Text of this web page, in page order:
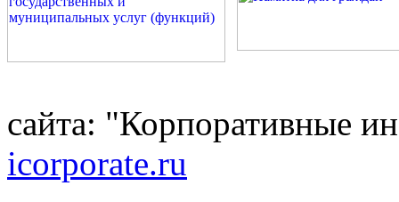
сайта: "Корпоративные
icorporate.ru